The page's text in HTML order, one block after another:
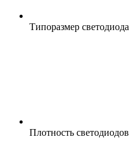
Типоразмер светодиода
Плотность светодиодов